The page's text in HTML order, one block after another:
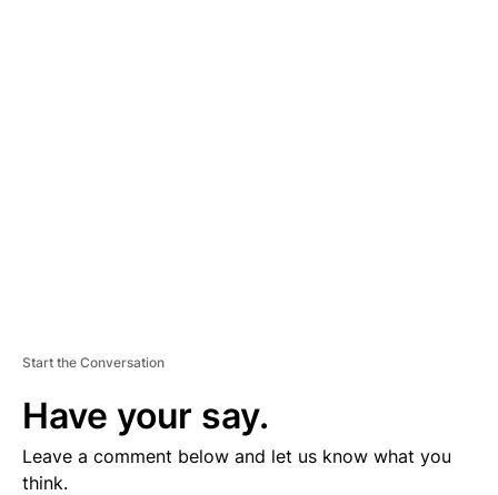
Start the Conversation
Have your say.
Leave a comment below and let us know what you
think.